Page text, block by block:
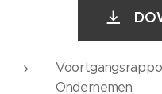
Ondernemen